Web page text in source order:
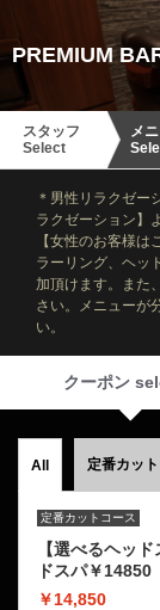
PREMIUM
スタッフ
Select
メ
＊男性リラクゼー
ラクゼーション】
【女性のお客様
ラーリング、ヘッ
加頂けます。また
さい。メニューが
い。
クーポン
All 定番カッ
定番カットコース
【選べるヘッ
ドスパ￥14850
￥14,850